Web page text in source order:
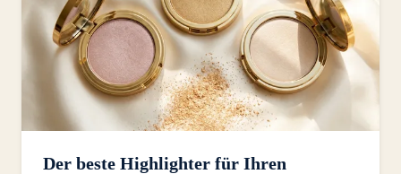
Der beste Highlighter für Ihren